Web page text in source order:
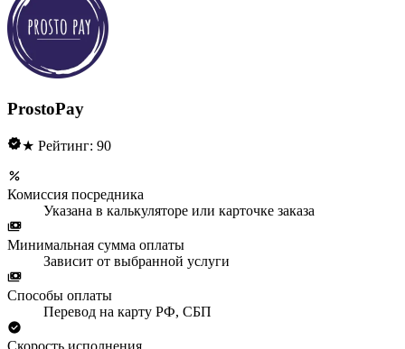
ProstoPay
★ Рейтинг: 90
Комиссия посредника
Указана в калькуляторе или карточке заказа
Минимальная сумма оплаты
Зависит от выбранной услуги
Способы оплаты
Перевод на карту РФ, СБП
Скорость исполнения